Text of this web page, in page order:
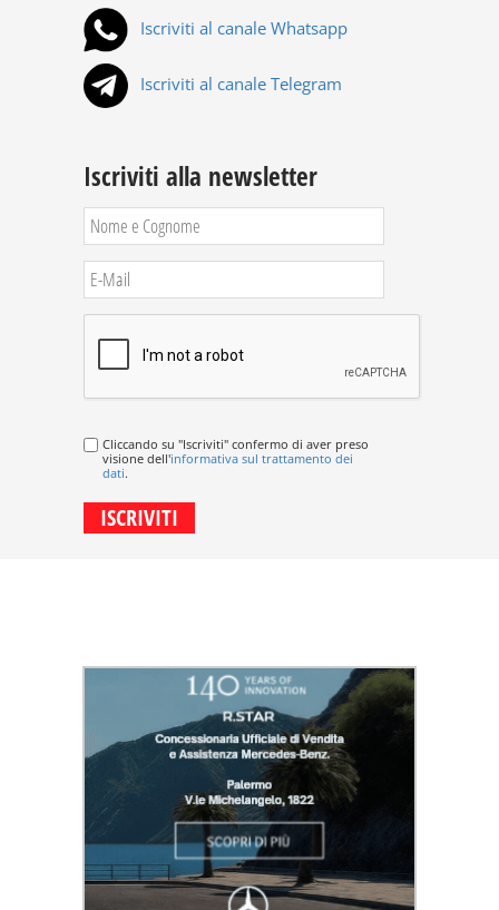
Iscriviti al canale Whatsapp
Iscriviti al canale Telegram
Iscriviti alla newsletter
Cliccando su "Iscriviti" confermo di aver preso
visione dell'informativa sul trattamento dei
dati.